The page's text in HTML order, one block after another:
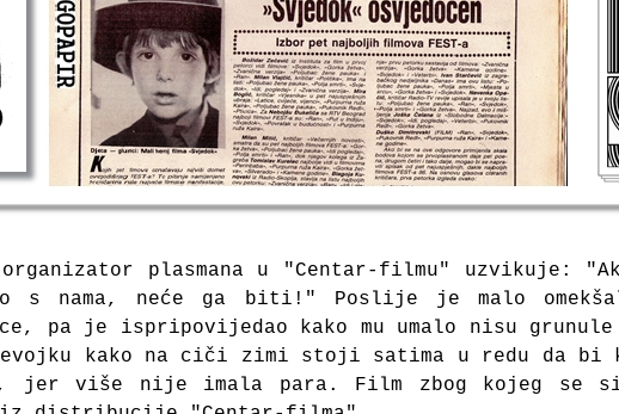
plasmana u "Centar-filmu" uzvikuje:
s nama, neće ga biti!"
Poslije je malo
pa je ispripovijedao kako mu umalo nisu grunule
kako na ciči zimi stoji satima u redu da bi
jer više nije imala para.
Film zbog kojeg se